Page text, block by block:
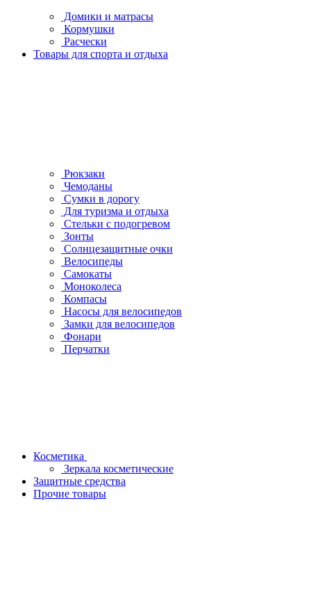
Домики и матрасы
Кормушки
Расчески
Товары для спорта и отдыха
Рюкзаки
Чемоданы
Сумки в дорогу
Для туризма и отдыха
Стельки с подогревом
Зонты
Солнцезащитные очки
Велосипеды
Самокаты
Моноколеса
Компасы
Насосы для велосипедов
Замки для велосипедов
Фонари
Перчатки
Косметика
Зеркала косметические
Защитные средства
Прочие товары